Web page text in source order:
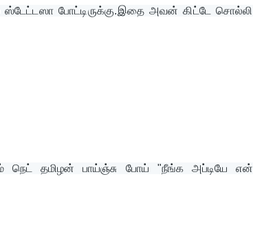
போட்டிருக்கு.இதை அவன் கிட்டே சொல்லி
நெட் தமிழன் பாய்ஞ்சு போய் "நீங்க அப்டியே என்